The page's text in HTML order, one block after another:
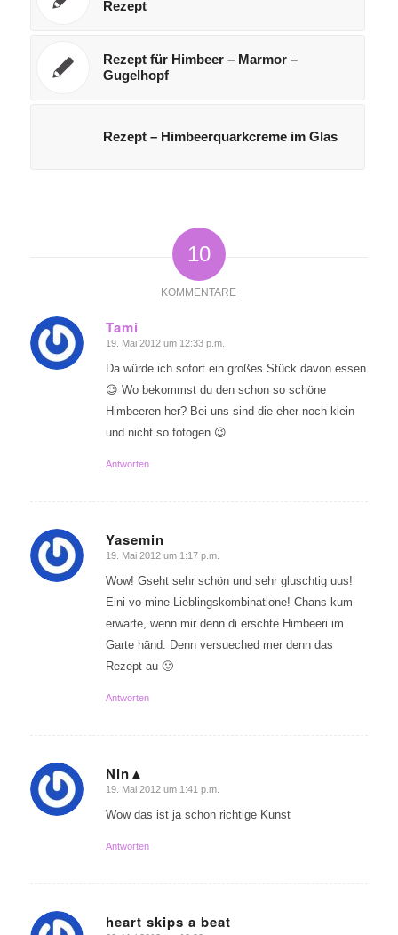
Rezept
Rezept für Himbeer – Marmor –
Gugelhopf
Rezept – Himbeerquarkcreme im Glas
10
KOMMENTARE
Tami
sagte:
19. Mai 2012 um 12:33 p.m.
Da würde ich sofort ein großes Stück davon essen
😉 Wo bekommst du den schon so schöne
Himbeeren her? Bei uns sind die eher noch klein
und nicht so fotogen 😉
Antworten
Yasemin
sagte:
19. Mai 2012 um 1:17 p.m.
Wow! Gseht sehr schön und sehr gluschtig uus!
Eini vo mine Lieblingskombinatione! Chans kum
erwarte, wenn mir denn di erschte Himbeeri im
Garte händ. Denn versueched mer denn das
Rezept au 🙂
Antworten
Nin▲
sagte:
19. Mai 2012 um 1:41 p.m.
Wow das ist ja schon richtige Kunst
Antworten
heart skips a beat